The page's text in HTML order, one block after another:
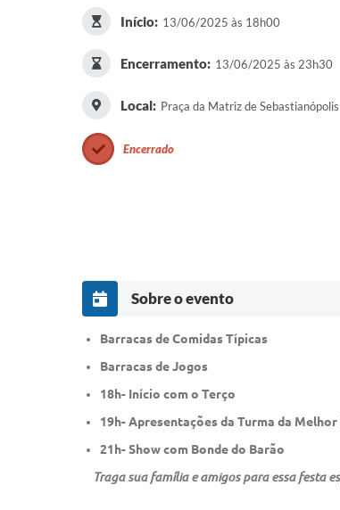
Início: 13/06/2025 às 18h00
Encerramento: 13/06/2025 às 23h30
Local: Praça da Matriz de Sebastianópolis
Encerrado
Sobre o evento
Barracas de Comidas Típicas
Barracas de Jogos
18h- Início com o Terço
19h- Apresentações da Turma da
21h- Show com Bonde do Barão
Traga sua família e amigos para essa festa